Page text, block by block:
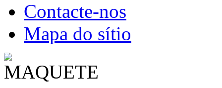
Contacte-nos
Mapa do sítio